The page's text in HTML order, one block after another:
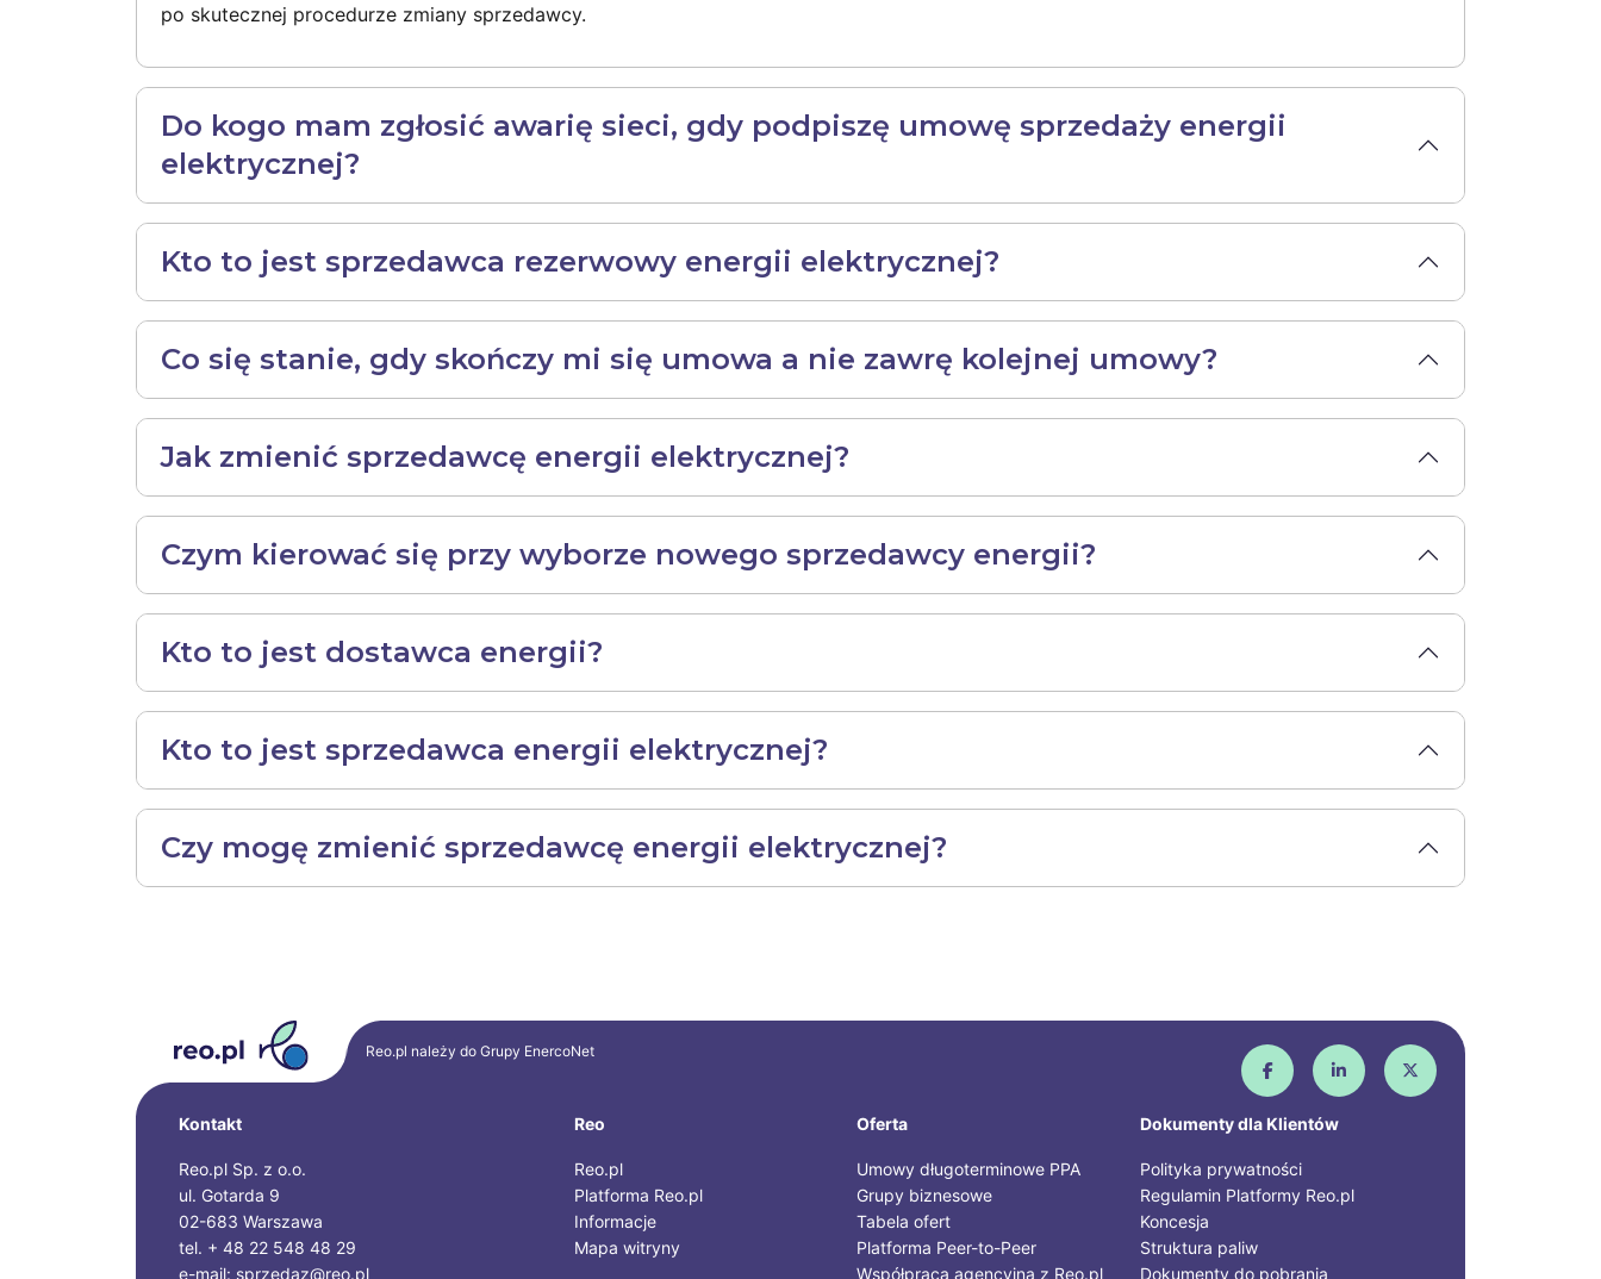
po skutecznej procedurze zmiany sprzedawcy.
Do kogo mam zgłosić awarię sieci, gdy podpiszę umowę sprzedaży energii
elektrycznej?
Kto to jest sprzedawca rezerwowy energii elektrycznej?
Co się stanie, gdy skończy mi się umowa a nie zawrę kolejnej umowy?
Jak zmienić sprzedawcę energii elektrycznej?
Czym kierować się przy wyborze nowego sprzedawcy energii?
Kto to jest dostawca energii?
Kto to jest sprzedawca energii elektrycznej?
Czy mogę zmienić sprzedawcę energii elektrycznej?
Reo.pl należy do Grupy EnercoNet
Kontakt
Reo.pl Sp. z o.o.
ul. Gotarda 9
02-683 Warszawa
tel. + 48 22 548 48 29
e-mail: sprzedaz@reo.pl
Reo
Reo.pl
Platforma Reo.pl
Informacje
Mapa witryny
Oferta
Umowy długoterminowe PPA
Grupy biznesowe
Tabela ofert
Platforma Peer-to-Peer
Współpraca agencyjna z Reo.pl
Dokumenty dla Klientów
Polityka prywatności
Regulamin Platformy Reo.pl
Koncesja
Struktura paliw
Dokumenty do pobrania